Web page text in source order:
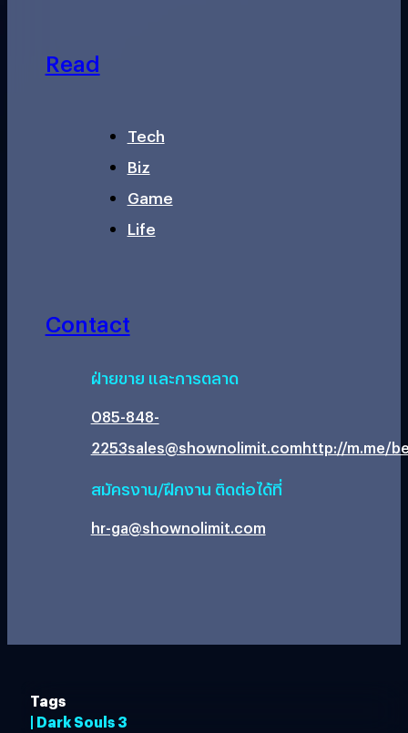
Read
Tech
Biz
Game
Life
Contact
ฝ่ายขาย และการตลาด
085-848-
2253sales@shownolimit.comhttp://m.me/
สมัครงาน/ฝึกงาน ติดต่อได้ที่
hr-ga@shownolimit.com
Tags
| Dark Souls 3